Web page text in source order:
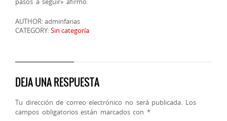
AUTHOR: adminfarias
CATEGORY:Sin categoría
DEJA UNA RESPUESTA
Tu dirección de correo electrónico no será publicada. Los
campos obligatorios están marcados con *